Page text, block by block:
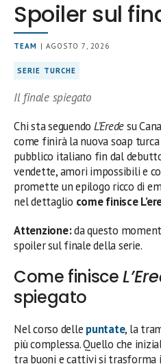
Spoiler sul
TEAM | AGOSTO 7, 2026
SERIE TURCHE
Il finale spiegato
Chi sta seguendo L’Eredesu
come finirà la nuova soap
pubblico italiano fin dal
vendette, amori impossibili e
promette un epilogo ricco di
nel dettaglio come finisce
Attenzione:da questo
spoiler sul finale della serie.
Come finisce
spiegato
Nel corso delle puntate, la
più complessa. Quello che
tra buoni e cattivi si